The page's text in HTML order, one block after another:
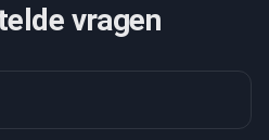
vragen